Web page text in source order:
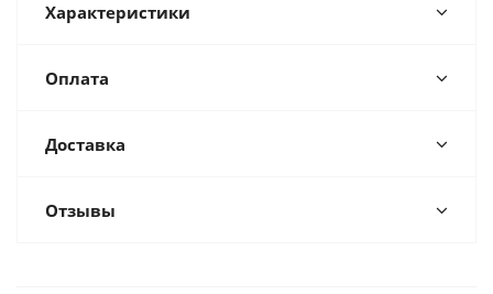
Характеристики
Оплата
Доставка
Отзывы